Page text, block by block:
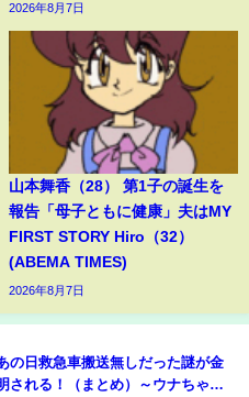
2026年8月7日
山本舞香（28） 第1子の誕生を
報告「母子ともに健康」夫はMY
FIRST STORY Hiro（32）
(ABEMA TIMES)
2026年8月7日
の日救急車搬送無しだった謎が金
される！（まとめ）～ウナちゃん